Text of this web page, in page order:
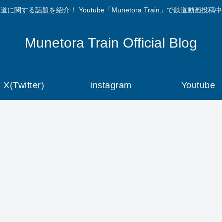
に関する話題を紹介！ Youtube「Munetora Train」で鉄道動画投稿
Munetora Train Official Blog
X(Twitter) instagram Youtube